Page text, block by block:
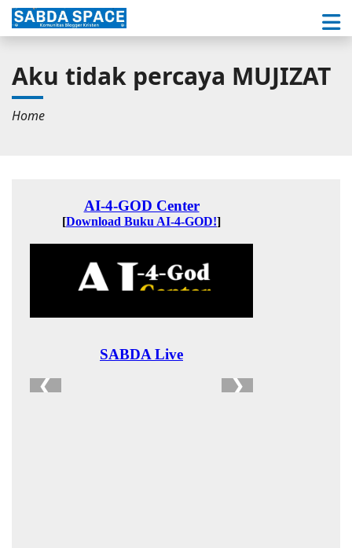
Aku tidak percaya MUJIZAT
Home